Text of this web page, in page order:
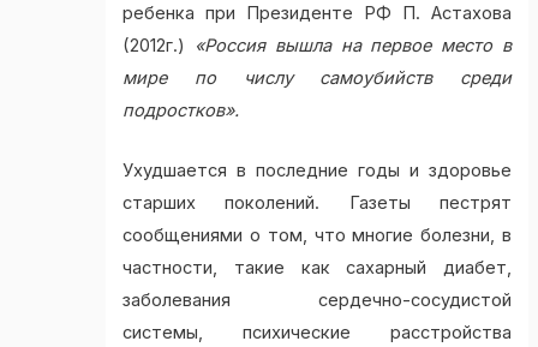
ребенка при Президенте РФ П. Астахова
(2012г.)
«Россия вышла на первое место в
мире по числу самоубийств среди
подростков».
Ухудшается в последние годы и здоровье
старших поколений. Газеты пестрят
сообщениями о том, что многие болезни, в
частности, такие как сахарный диабет,
заболевания сердечно-сосудистой
системы, психические расстройства